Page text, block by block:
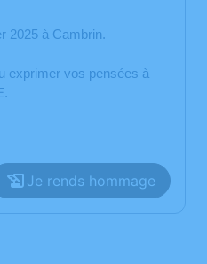
2025 à Cambrin.
exprimer vos pensées à
Je rends hommage